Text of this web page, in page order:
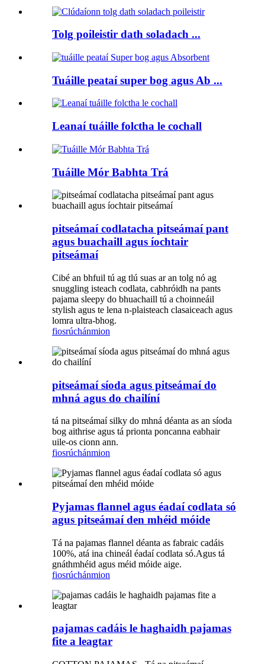
Tolg poileistir dath soladach ...
Tuáille peataí super bog agus Ab ...
Leanaí tuáille folctha le cochall
Tuáille Mór Babhta Trá
pitseámaí codlatacha pitseámaí pant
agus buachaill agus íochtair
pitseámaí
Cibé an bhfuil tú ag tlú suas ar an tolg nó ag
snuggling isteach codlata, cabhróidh na pants
pajama sleepy do bhuachaill tú a choinneáil
stylish agus te lena n-plaisteach clasaiceach agus
lomra ultra-bhog.
fiosrúchánmion
pitseámaí síoda agus pitseámaí do
mhná agus do chailíní
tá na pitseámaí silky do mhná déanta as an síoda
bog aithrise agus tá prionta poncanna eabhair
uile-os cionn ann.
fiosrúchánmion
Pyjamas flannel agus éadaí codlata só
agus pitseámaí den mhéid móide
Tá na pajamas flannel déanta as fabraic cadáis
100%, atá ina chineál éadaí codlata só.Agus tá
gnáthmhéid agus méid móide aige.
fiosrúchánmion
pajamas cadáis le haghaidh pajamas
fite a leagtar